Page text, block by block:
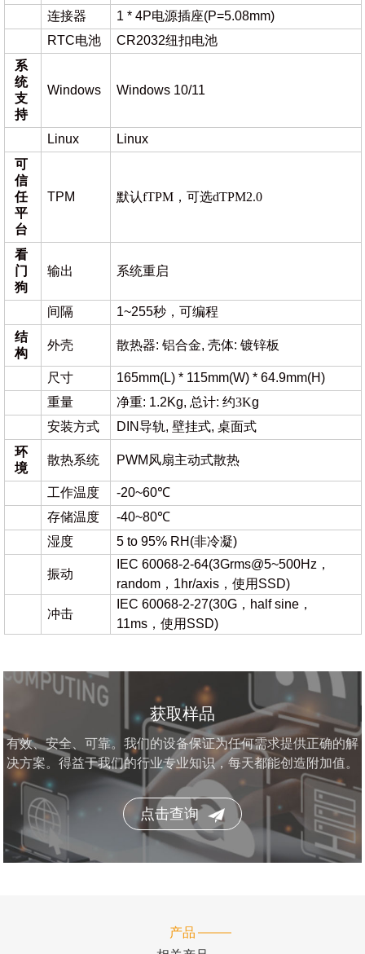
连接器
1 * 4P电源插座(P=5.08mm)
RTC电池
CR2032纽扣电池
系
统
支
持
Windows Windows 10/11
Linux
Linux
可
信
任
平
台
TPM 默认fTPM，可选dTPM2.0
看
门
狗
输出 系统重启
间隔
1~255秒，可编程
结
构
外壳 散热器: 铝合金, 壳体: 镀锌板
尺寸
165mm(L) * 115mm(W) * 64.9mm(H)
重量
净重: 1.2Kg, 总计: 约3Kg
安装方式
DIN导轨, 壁挂式, 桌面式
环
境
散热系统 PWM风扇主动式散热
工作温度
-20~60℃
存储温度
-40~80℃
湿度
5 to 95% RH(非冷凝)
振动
IEC 60068-2-64(3Grms@5~500Hz，
random，1hr/axis，使用SSD)
冲击
IEC 60068-2-27(30G，half sine，
11ms，使用SSD)
获取样品
有效、安全、可靠。我们的设备保证为任何需求提供正确的解
决方案。得益于我们的行业专业知识，每天都能创造附加值。
点击查询
产品